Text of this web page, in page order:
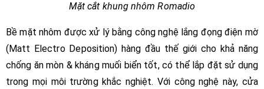
Mặt cắt khung nhôm Romadio
Bề mặt nhôm được xử lý bằng công nghệ lắng đọng điện mờ
(Matt Electro Deposition) hàng đầu thế giới cho khả năng
chống ăn mòn & kháng muối biển tốt, có thể lắp đặt sử dụng
trong mọi môi trường khắc nghiệt. Với công nghệ này, cửa